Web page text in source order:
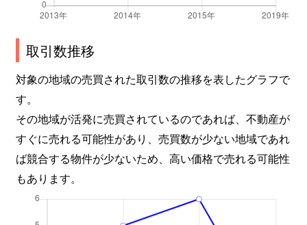
取引数推移
対象の地域の売買された取引数の推移を表したグラフで
す。
その地域が活発に売買されているのであれば、不動産が
すぐに売れる可能性があり、売買数が少ない地域であれ
ば競合する物件が少ないため、高い価格で売れる可能性
もあります。